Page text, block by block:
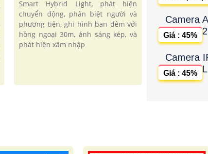
Smart Hybrid Light, phát hiện
chuyển động, phân biệt người và
phương tiện, ghi hình ban đêm với
hồng ngoại 30m, ánh sáng kép, và
phát hiện xâm nhập
Camera
Giá : 45%
Camera
Giá : 45%